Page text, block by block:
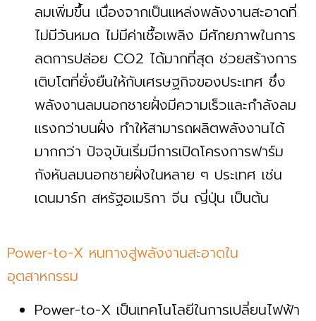
ลมเพิ่มขึ้น เนื่องจากเป็นแหล่งพลังงานสะอาดที่
ไม่มีวันหมด ไม่มีค่าเชื้อเพลิง มีศักยภาพในการ
ลดการปล่อย CO2 ได้มากที่สุด ช่วยสร้างการ
เติบโตที่ยั่งยืนให้กับเศรษฐกิจของประเทศ ซึ่ง
พลังงานลมนอกชายฝั่งมีความเร็วและกำลังลม
แรงกว่าบนฝั่ง ทำให้สามารถผลิตพลังงานได้
มากกว่า ปัจจุบันเริ่มมีการเปิดโครงการฟาร์ม
กังหันลมนอกชายฝั่งในหลาย ๆ ประเทศ เช่น
เดนมาร์ก สหรัฐอเมริกา จีน ญี่ปุ่น เป็นต้น
Power-to-X หนทางสู่พลังงานสะอาดใน
อุตสาหกรรม
Power-to-X เป็นเทคโนโลยีในการเปลี่ยนไฟฟ้า